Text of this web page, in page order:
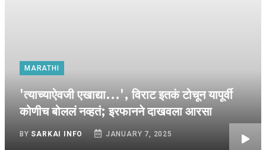
MARATHI
'त्याच्याऐवजी एखाद्या...', विराट इतकं टोचून यापूर्वी
कोणीच बोललं नव्हतं; इरफानने दाखवला आरसा
BY SARKAI INFO JANUARY 7, 2025